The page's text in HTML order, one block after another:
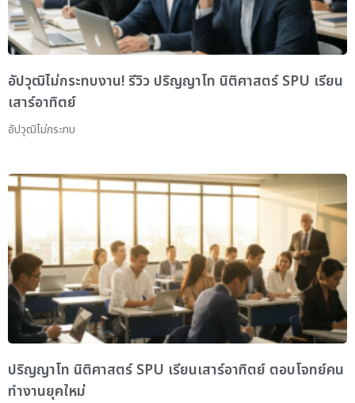
อัปวุฒิไม่กระทบงาน! รีวิว ปริญญาโท นิติศาสตร์ SPU เรียน
เสาร์อาทิตย์
อัปวุฒิไม่กระทบ
ปริญญาโท นิติศาสตร์ SPU เรียนเสาร์อาทิตย์ ตอบโจทย์คน
ทำงานยุคใหม่